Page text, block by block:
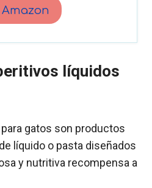
líquidos
gatos son productos
líquido o pasta diseñados
y nutritiva recompensa a